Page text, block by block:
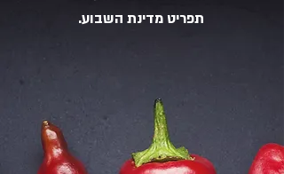
תפריט מדינת השבוע.